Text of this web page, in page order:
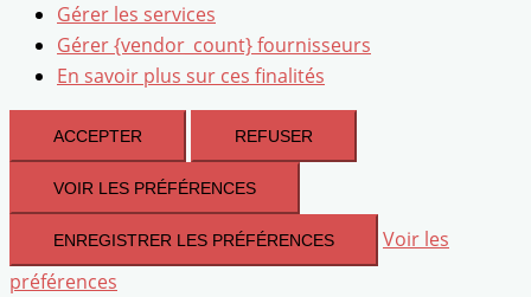
Gérer les services
Gérer {vendor_count} fournisseurs
En savoir plus sur ces finalités
ACCEPTER REFUSER
VOIR LES PRÉFÉRENCES
ENREGISTRER LES PRÉFÉRENCES
Voir les
préférences